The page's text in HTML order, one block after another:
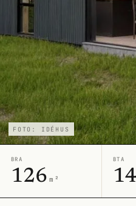
FOTO: IDÉHUS
BRA
126 m²
BTA